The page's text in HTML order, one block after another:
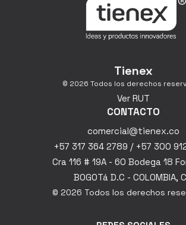
Tienex
© 2026 Todos los derechos
Ver RUT
CONTACTO
comercial@tienex.co
+57 317 364 2789 / +57 300
Cra 116 # 19A - 60 Bodega 18
BOGOTá D.C - COLOMBIA,
© 2026 Todos los derechos